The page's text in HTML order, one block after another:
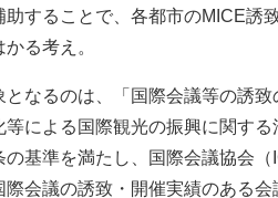
助することで、各都市のMICE誘
る考え。
なるのは、「国際会議等の誘致
等による国際観光の振興に関する
の基準を満たし、国際会議協会
際会議の誘致・開催実績のある